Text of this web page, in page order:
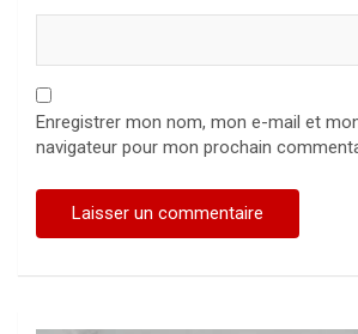
Enregistrer mon nom, mon e-mail et
navigateur pour mon prochain